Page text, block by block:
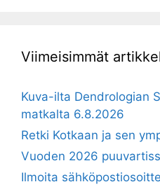
Viimeisimmät
Kuva-ilta Dendrologian
matkalta 6.8.2026
Retki Kotkaan ja sen
Vuoden 2026
Ilmoita